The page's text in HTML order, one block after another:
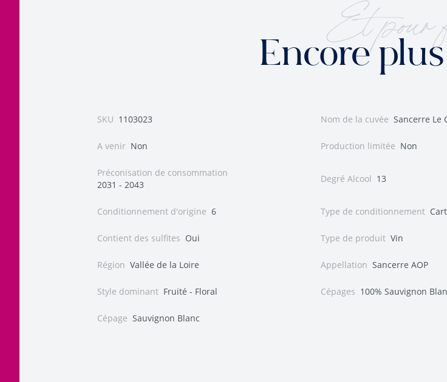
Et pour
Encore
SKU 1103023 Nom de la cuvée Sancerre Le
A venir Non Production limitée Non
Préconisation de consommation
2031 - 2043
Degré Alcool 13
Conditionnement d'origine 6 Type de conditionnement
Contient des sulfites Oui Type de produit Vin
Région Vallée de la Loire Appellation Sancerre AOP
Style dominant Fruité - Floral Cépages 100% Sauvignon
Cépage Sauvignon Blanc